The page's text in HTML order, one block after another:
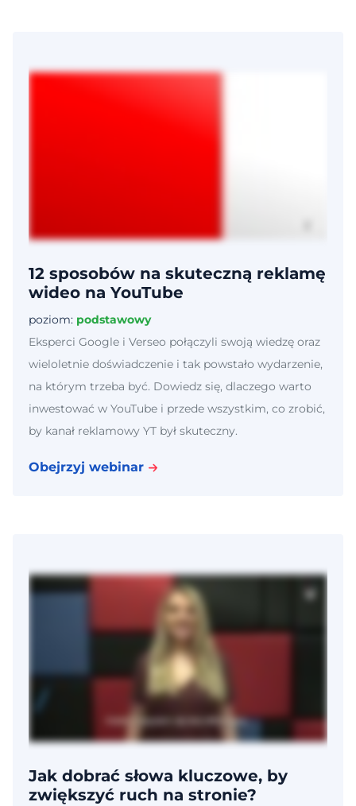
12 sposobów na skuteczną reklamę
wideo na YouTube
poziom: podstawowy
Eksperci Google i Verseo połączyli swoją wiedzę oraz
wieloletnie doświadczenie i tak powstało wydarzenie,
na którym trzeba być. Dowiedz się, dlaczego warto
inwestować w YouTube i przede wszystkim, co zrobić,
by kanał reklamowy YT był skuteczny.
Obejrzyj webinar
Jak dobrać słowa kluczowe, by
zwiększyć ruch na stronie?